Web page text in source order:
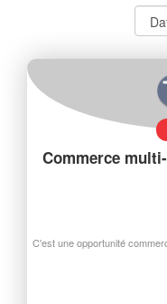
Commerce
C'est une opportunité